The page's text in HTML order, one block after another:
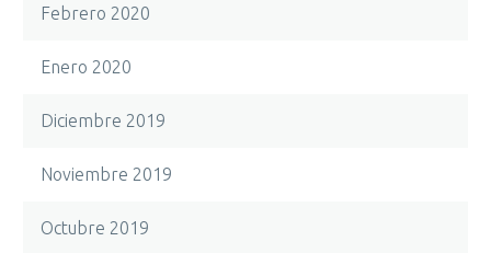
Febrero 2020
Enero 2020
Diciembre 2019
Noviembre 2019
Octubre 2019